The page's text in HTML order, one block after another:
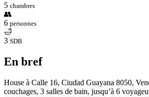
5 chambres
👥
6 personnes
🛁
3 SDB
En bref
House à Calle 16, Ciudad Guayana 8050,
couchages, 3 salles de bain, jusqu’à 6